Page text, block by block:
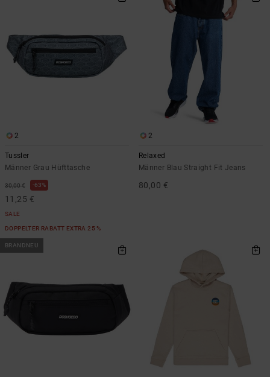
2
Tussler
Männer Grau Hüfttasche
30,00 € 63%
11,25 €
SALE
DOPPELTER RABATT EXTRA 25 %
2
Relaxed
Männer Blau Straight Fit Jeans
80,00 €
BRANDNEU